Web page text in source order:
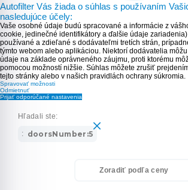
Autofilter Vás žiada o súhlas s používaním
nasledujúce účely:
Vaše osobné údaje budú spracované a informácie z
cookie, jedinečné identifikátory a ďalšie údaje
používané a zdieľané s dodávateľmi tretích strán,
týmto webom alebo aplikáciou. Niektorí dodávatelia
údaje na základe oprávneného záujmu, proti ktorému
pomocou možností nižšie. Súhlas môžete zrušiť
tejto stránky alebo v našich pravidlách ochrany súkromia.
Spravovať možnosti
Odmietnuť
Prijať odporúčané nastavenia
Hľadali ste:
: doorsNumber:5
Zoradiť podľa ceny